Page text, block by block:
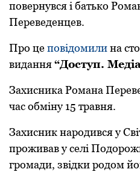
повернувся і батько
Переведенцев.
Про цеповідомилина
видання“Доступ.
Захисника Романа
час обміну 15 травня.
Захисник народився у
проживав у селі
громади, звідки родом